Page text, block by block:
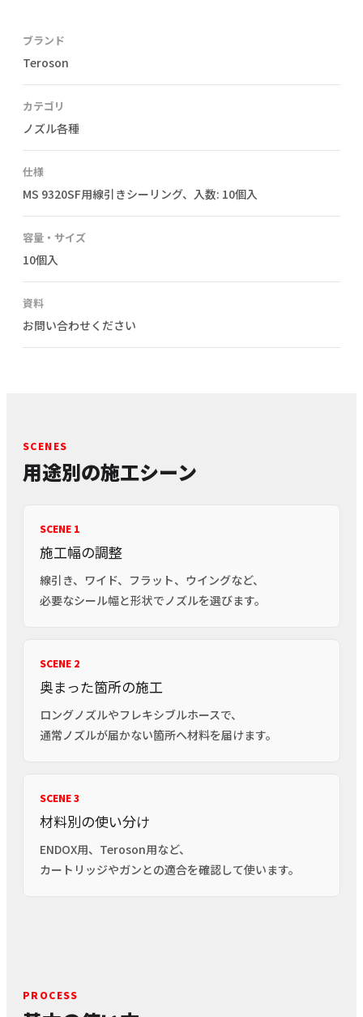
ブランド
Teroson
カテゴリ
ノズル各種
仕様
MS 9320SF用線引きシーリング、入数: 10個入
容量・サイズ
10個入
資料
お問い合わせください
SCENES
用途別の施工シーン
SCENE 1
施工幅の調整
線引き、ワイド、フラット、ウイングなど、
必要なシール幅と形状でノズルを選びます。
SCENE 2
奥まった箇所の施工
ロングノズルやフレキシブルホースで、
通常ノズルが届かない箇所へ材料を届けます。
SCENE 3
材料別の使い分け
ENDOX用、Teroson用など、
カートリッジやガンとの適合を確認して使います。
PROCESS